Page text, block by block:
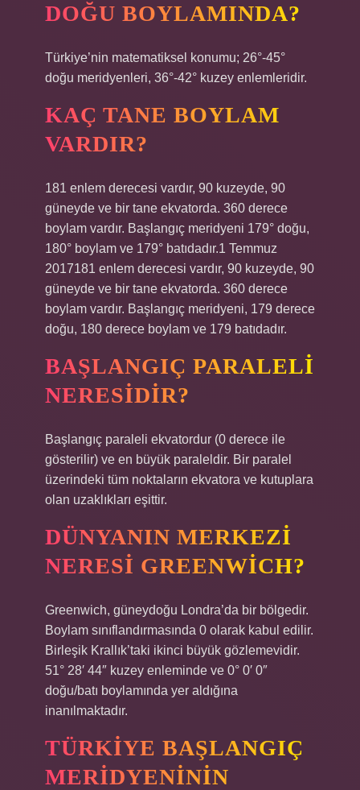
DOĞU BOYLAMINDA?
Türkiye’nin matematiksel konumu; 26°-45°
doğu meridyenleri, 36°-42° kuzey enlemleridir.
KAÇ TANE BOYLAM
VARDIR?
181 enlem derecesi vardır, 90 kuzeyde, 90
güneyde ve bir tane ekvatorda. 360 derece
boylam vardır. Başlangıç ​​meridyeni 179° doğu,
180° boylam ve 179° batıdadır.1 Temmuz
2017181 enlem derecesi vardır, 90 kuzeyde, 90
güneyde ve bir tane ekvatorda. 360 derece
boylam vardır. Başlangıç ​​meridyeni, 179 derece
doğu, 180 derece boylam ve 179 batıdadır.
BAŞLANGIÇ PARALELI
NERESIDIR?
Başlangıç ​​paraleli ekvatordur (0 derece ile
gösterilir) ve en büyük paraleldir. Bir paralel
üzerindeki tüm noktaların ekvatora ve kutuplara
olan uzaklıkları eşittir.
DÜNYANIN MERKEZI
NERESI GREENWICH?
Greenwich, güneydoğu Londra’da bir bölgedir.
Boylam sınıflandırmasında 0 olarak kabul edilir.
Birleşik Krallık’taki ikinci büyük gözlemevidir.
51° 28′ 44″ kuzey enleminde ve 0° 0′ 0″
doğu/batı boylamında yer aldığına
inanılmaktadır.
TÜRKIYE BAŞLANGIÇ
MERIDYENININ